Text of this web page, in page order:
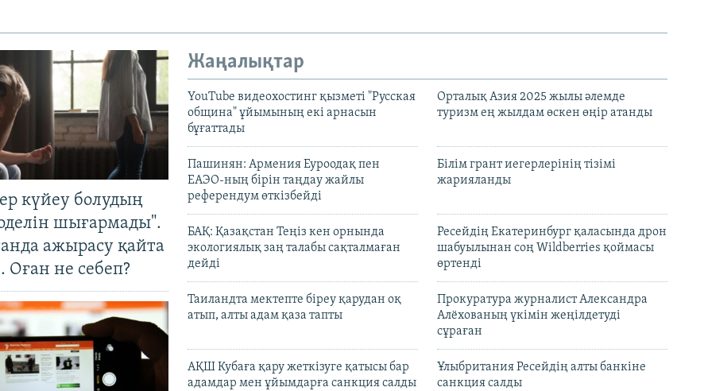
күйеу болудың
шығармады".
ажырасу қайта
Оған не себеп?
Жаңалықтар
YouTube видеохостинг қызметі "Русская
община" ұйымының екі арнасын
бұғаттады
Орталық Азия 2025 жылы әлемде
туризм ең жылдам өскен өңір атанды
Пашинян: Армения Еуроодақ пен
ЕАЭО-ның бірін таңдау жайлы
референдум өткізбейді
Білім грант иегерлерінің тізімі
жарияланды
БАҚ: Қазақстан Теңіз кен орнында
экологиялық заң талабы сақталмаған
дейді
Ресейдің Екатеринбург қаласында дрон
шабуылынан соң Wildberries қоймасы
өртенді
Таиландта мектепте біреу қарудан оқ
атып, алты адам қаза тапты
Прокуратура журналист Александра
Алёхованың үкімін жеңілдетуді
сұраған
АҚШ Кубаға қару жеткізуге қатысы бар
адамдар мен ұйымдарға санкция салды
Ұлыбритания Ресейдің алты банкіне
санкция салды